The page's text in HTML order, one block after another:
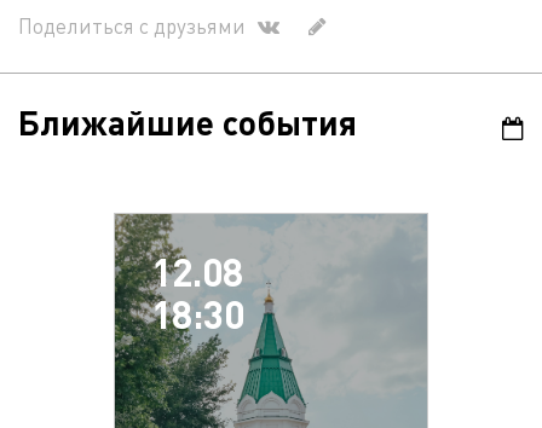
Поделиться с друзьями
Ближайшие события
12.08
18:30